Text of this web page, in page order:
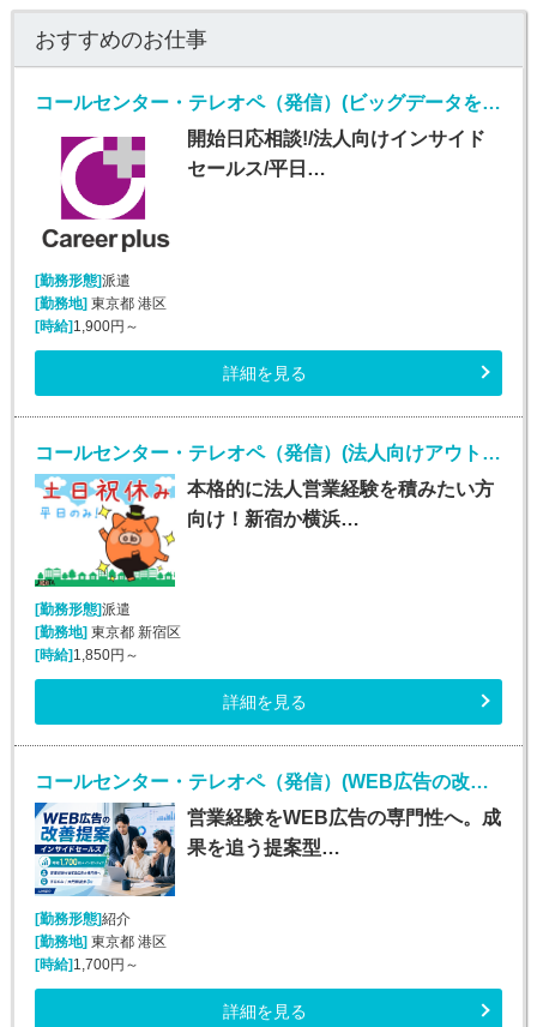
おすすめのお仕事
コールセンター・テレオペ（発信）(ビッグデータを扱うIT企業での法人向けインサイドセールス)
開始日応相談!/法人向けインサイド
セールス/平日…
[勤務形態]派遣
[勤務地] 東京都 港区
[時給] 1,900円～
詳細を見る
コールセンター・テレオペ（発信）(法人向けアウトバウンド業務/週5/9~18時)
本格的に法人営業経験を積みたい方
向け！新宿か横浜…
[勤務形態]派遣
[勤務地]東京都 新宿区
[時給]1,850円～
詳細を見る
コールセンター・テレオペ（発信）(WEB広告の改善提案・インサイドセールス)
営業経験をWEB広告の専門性へ。成
果を追う提案型…
[勤務形態]紹介
[勤務地]東京都 港区
[時給]1,700円～
詳細を見る